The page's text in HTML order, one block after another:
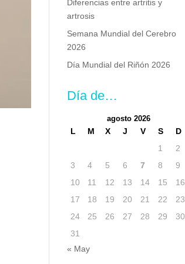
Diferencias entre artritis y
artrosis
Semana Mundial del Cerebro
2026
Día Mundial del Riñón 2026
Día de…
agosto 2026
L M X J V S
D
1
2
3
4 5 6 7 8
9
10
11 12 13 14 15
16
17
18 19 20 21 22
23
24
25 26 27 28 29
30
31
« May